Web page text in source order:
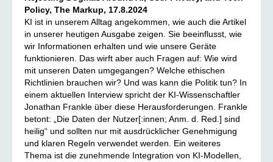
Policy, The Markup, 17.8.2024
KI ist in unserem Alltag angekommen, wie auch die Artikel
in unserer heutigen Ausgabe zeigen. Sie beeinflusst, wie
wir Informationen erhalten und wie unsere Geräte
funktionieren. Das wirft aber auch Fragen auf: Wie wird
mit unseren Daten umgegangen? Welche ethischen
Richtlinien brauchen wir? Und was kann die Politik tun? In
einem aktuellen Interview spricht der KI-Wissenschaftler
Jonathan Frankle über diese Herausforderungen. Frankle
betont: „Die Daten der Nutzer[:innen; Anm. d. Red.] sind
heilig“ und sollten nur mit ausdrücklicher Genehmigung
und klaren Regeln verwendet werden. Ein weiteres
Thema ist die zunehmende Integration von KI-Modellen,